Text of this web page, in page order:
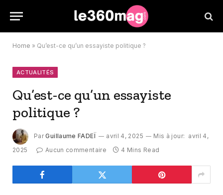
Home » Qu’est-ce qu’un essayiste politique ?
ACTUALITÉS
Qu’est-ce qu’un essayiste
politique ?
Par Guillaume FADEÏ avril 4, 2025 Mis à jour: avril 4,
2025
Aucun commentaire 4 Mins Read